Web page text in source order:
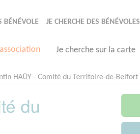
BÉNÉVOLE JE CHERCHE DES BÉNÉVOLES
Je cherche sur la carte
HAÜY - Comité du Territoire-de-Belfort
du